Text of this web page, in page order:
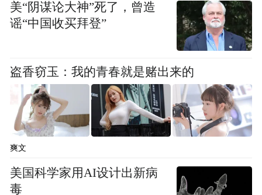
会！展品类别优化布局，设置佛像雕塑、香
品香具、传统建筑&园林景观、佛堂用具、
蜡烛灯具、陶瓷艺品、工艺礼品及国潮文
创、素食有机产品、书画音像等展区，全面
展示佛事用品行业精品。
美“阴谋论大神”死了，曾造
谣“中国收买拜登”
盗香窃玉：我的青春就是赌出来的
爽文
美国科学家用AI设计出新病
毒